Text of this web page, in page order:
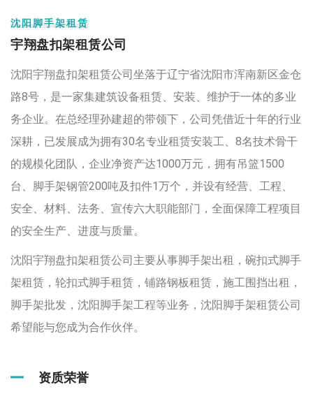
沈阳脚手架租赁
宇翔盘扣架租赁公司
沈阳宇翔盘扣架租赁公司坐落于辽宁省沈阳市浑南新区金仓
路8号，是一家集建筑设备租赁、安装、维护于一体的多业
务企业。在总经理孙建超的带领下，公司凭借近十年的行业
深耕，已发展成为拥有30名专业租赁安装工、8名技术骨干
的规模化团队，企业净资产达1000万元，拥有吊篮1500
台、脚手架钢管200吨及扣件1万个，并设有经营、工程、
安全、材料、法务、宣传六大职能部门，全面保障工程项目
的安全生产、进度与质量。
沈阳宇翔盘扣架租赁公司主要从事脚手架出租，碗扣式脚手
架租赁，轮扣式脚手租赁，铺路钢板租赁，施工围挡出租，
脚手架批发，沈阳脚手架工程等业务，沈阳脚手架租赁公司
希望能与您成为合作伙伴。
资质荣誉